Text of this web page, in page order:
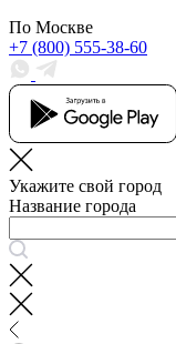
По Москве
+7 (800) 555-38-60
Укажите свой город
Название города